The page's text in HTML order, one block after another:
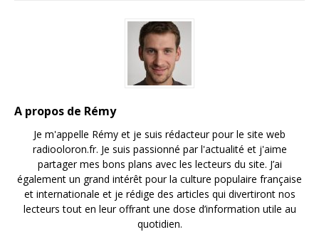
A propos de Rémy
Je m'appelle Rémy et je suis rédacteur pour le site web
radiooloron.fr. Je suis passionné par l'actualité et j'aime
partager mes bons plans avec les lecteurs du site. J’ai
également un grand intérêt pour la culture populaire française
et internationale et je rédige des articles qui divertiront nos
lecteurs tout en leur offrant une dose d’information utile au
quotidien.